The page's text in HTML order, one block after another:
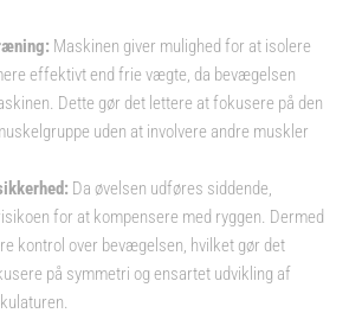
Maskinen giver mulighed for at isolere
effektivt end frie vægte, da bevægelsen
Dette gør det lettere at fokusere på den
uden at involvere andre muskler
Da øvelsen udføres siddende,
for at kompensere med ryggen. Dermed
kontrol over bevægelsen, hvilket gør det
på symmetri og ensartet udvikling af